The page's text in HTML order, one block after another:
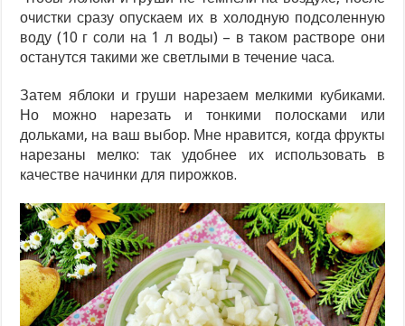
очистки сразу опускаем их в холодную подсоленную
воду (10 г соли на 1 л воды) – в таком растворе они
останутся такими же светлыми в течение часа.
Затем яблоки и груши нарезаем мелкими кубиками.
Но можно нарезать и тонкими полосками или
дольками, на ваш выбор. Мне нравится, когда фрукты
нарезаны мелко: так удобнее их использовать в
качестве начинки для пирожков.